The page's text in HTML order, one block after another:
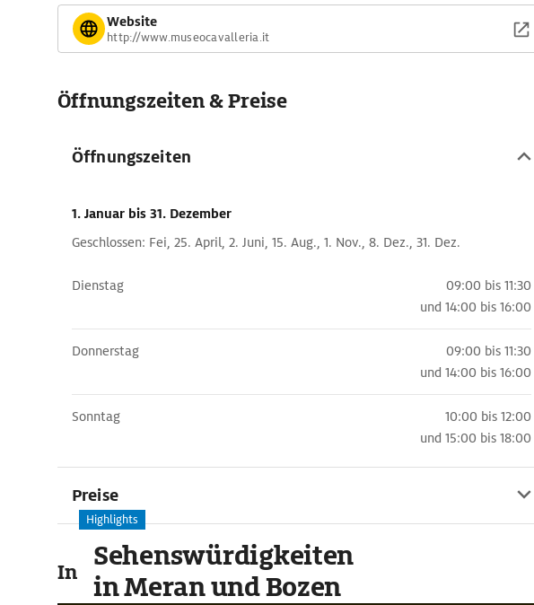
Website
http://www.museocavalleria.it
Öffnungszeiten & Preise
Öffnungszeiten
1. Januar bis 31. Dezember
Geschlossen: Fei, 25. April, 2. Juni, 15. Aug., 1. Nov., 8. Dez., 31. Dez.
Dienstag
09:00 bis 11:30
und 14:00 bis 16:00
Donnerstag
09:00 bis 11:30
und 14:00 bis 16:00
Sonntag
10:00 bis 12:00
und 15:00 bis 18:00
Preise
In der Umgebung
Highlights
Sehenswürdigkeiten
in Meran und Bozen